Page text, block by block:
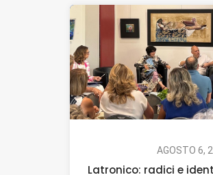
AGOSTO 6,
Latronico: radici e